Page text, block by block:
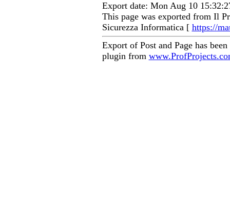
Export date: Mon Aug 10
This page was exported from Il
Sicurezza Informatica [ https://
Export of Post and Page has
plugin from